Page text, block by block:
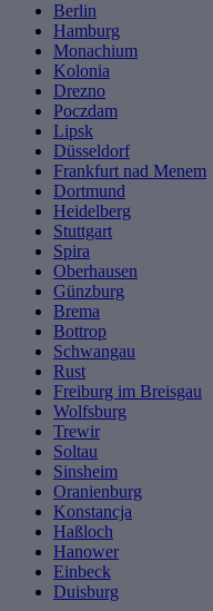
Berlin
Hamburg
Monachium
Kolonia
Drezno
Poczdam
Lipsk
Düsseldorf
Frankfurt nad Menem
Dortmund
Heidelberg
Stuttgart
Spira
Oberhausen
Günzburg
Brema
Bottrop
Schwangau
Rust
Freiburg im Breisgau
Wolfsburg
Trewir
Soltau
Sinsheim
Oranienburg
Konstancja
Haßloch
Hanower
Einbeck
Duisburg